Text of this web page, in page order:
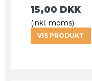
15,00 DKK
(inkl. moms)
VIS PRODUKT